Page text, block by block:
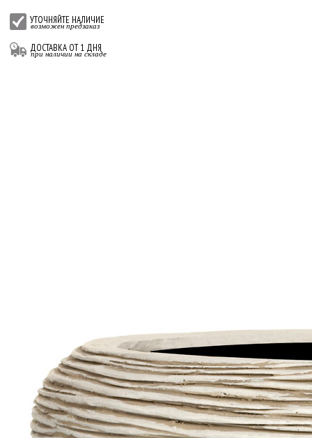
УТОЧНЯЙТЕ НАЛИЧИЕ
возможен предзаказ
ДОСТАВКА ОТ 1 ДНЯ
при наличии на складе